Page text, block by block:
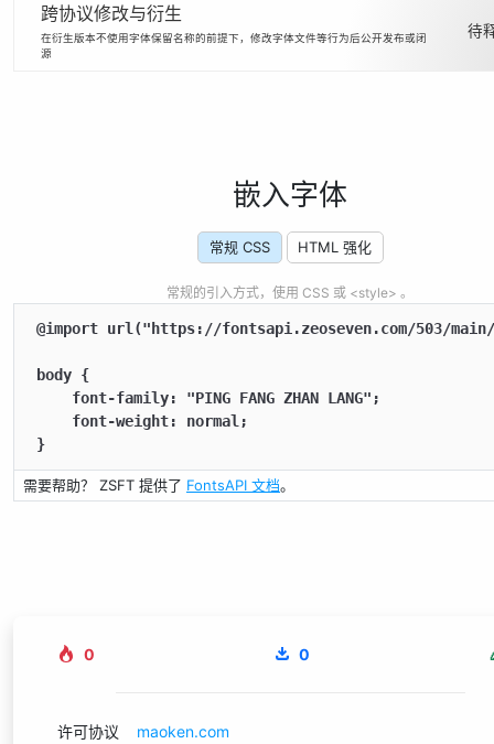
跨协议修改与衍生
在衍生版本不使用字体保留名称的前提下，修改字体文件等行为后公开发布或闭
源
待
嵌入字体
常规 CSS HTML 强化
常规的引入方式，使用 CSS 或 <style> 。
@import url("https://fontsapi.zeoseven.com/503/
body {
    font-family: "PING FANG ZHAN LANG";
    font-weight: normal;
}
需要帮助？ ZSFT 提供了 FontsAPI 文档。
0 0
许可协议 maoken.com